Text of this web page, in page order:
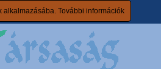
alkalmazásába. További információk